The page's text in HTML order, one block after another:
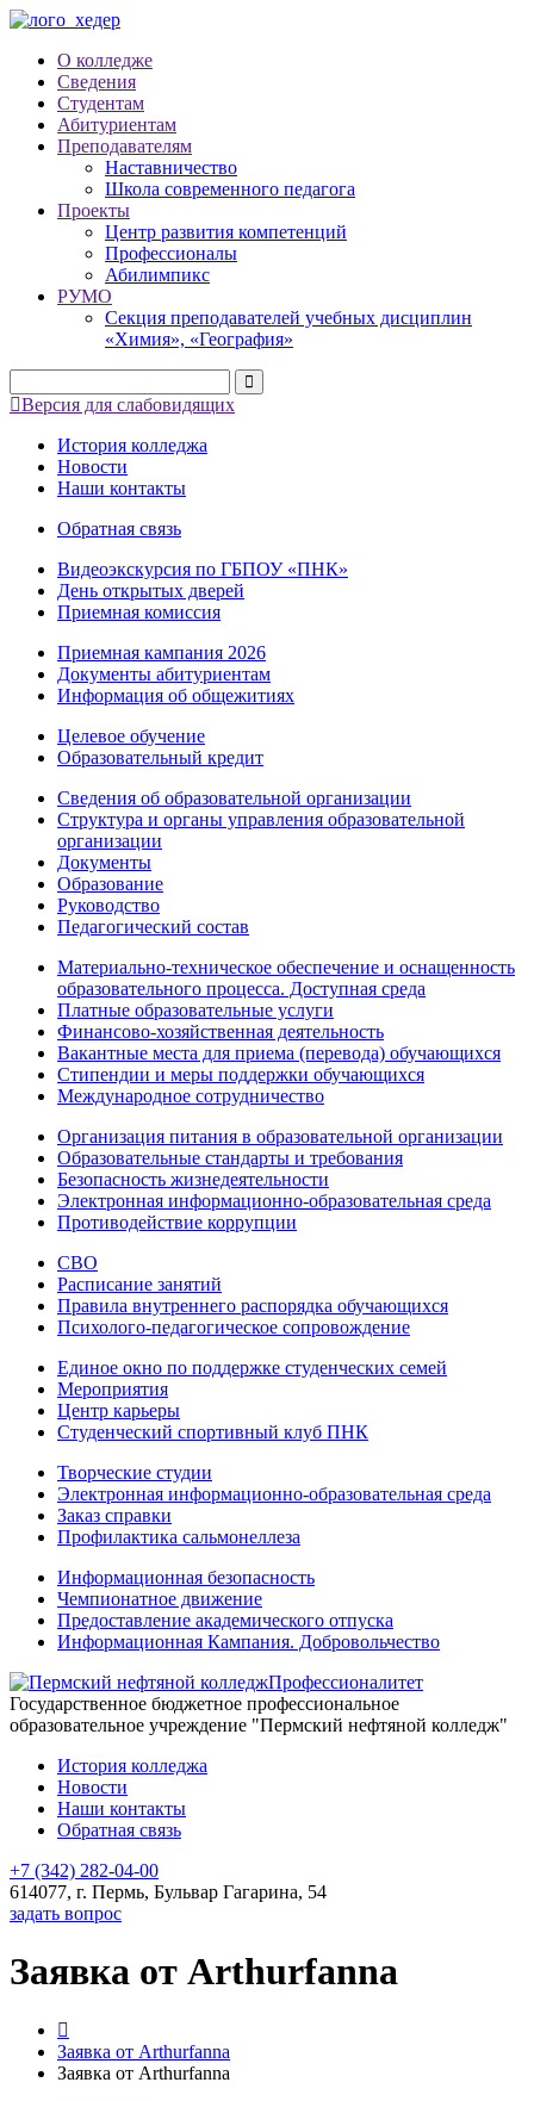
О колледже
Сведения
Студентам
Абитуриентам
Преподавателям
Наставничество
Школа современного педагога
Проекты
Центр развития компетенций
Профессионалы
Абилимпикс
РУМО
Секция преподавателей учебных дисциплин
«Химия», «География»
Версия для слабовидящих
История колледжа
Новости
Наши контакты
Обратная связь
Видеоэкскурсия по ГБПОУ «ПНК»
День открытых дверей
Приемная комиссия
Приемная кампания 2026
Дoкументы абитуриентам
Информация об общежитиях
Целевое обучение
Образовательный кредит
Сведения об образовательной организации
Структура и органы управления образовательной
организации
Документы
Образование
Руководство
Педагогический состав
Материально-техническое обеспечение и оснащенность
образовательного процесса. Доступная среда
Платные образовательные услуги
Финансово-хозяйственная деятельность
Вакантные места для приема (перевода) обучающихся
Стипендии и меры поддержки обучающихся
Международное сотрудничество
Организация питания в образовательной организации
Образовательные стандарты и требования
Безопасность жизнедеятельности
Электронная информационно-образовательная среда
Противодействие коррупции
СВО
Расписание занятий
Правила внутреннего распорядка обучающихся
Психолого-педагогическое сопровождение
Единое окно по поддержке студенческих семей
Мероприятия
Центр карьеры
Студенческий спортивный клуб ПНК
Творческие студии
Электронная информационно-образовательная среда
Заказ справки
Профилактика сальмонеллеза
Информационная безопасность
Чемпионатное движение
Предоставление академического отпуска
Информационная Кампания. Добровольчество
Профессионалитет
Государственное бюджетное профессиональное
образовательное учреждение "Пермский нефтяной колледж"
История колледжа
Новости
Наши контакты
Обратная связь
+7 (342) 282-04-00
614077, г. Пермь, Бульвар Гагарина, 54
задать вопрос
Заявка от Arthurfanna
Заявка от Arthurfanna
Заявка от Arthurfanna